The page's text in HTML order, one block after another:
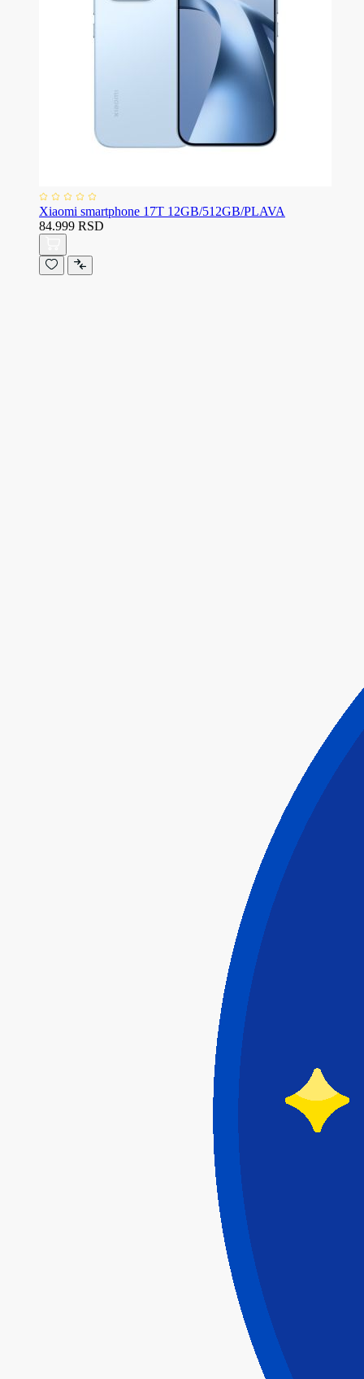
Xiaomi smartphone 17T 12GB/512GB/PLAVA
84.999 RSD